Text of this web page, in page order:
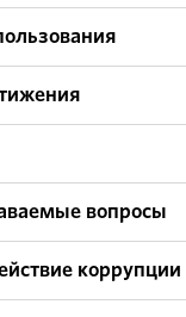
вопросы
коррупции